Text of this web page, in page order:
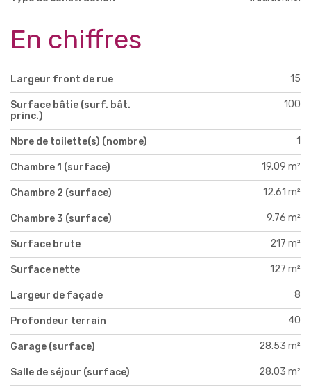
En chiffres
Largeur front de rue 15
Surface bâtie (surf. bât.
princ.)
100
Nbre de toilette(s) (nombre) 1
Chambre 1 (surface) 19.09 m²
Chambre 2 (surface) 12.61 m²
Chambre 3 (surface) 9.76 m²
Surface brute 217 m²
Surface nette 127 m²
Largeur de façade 8
Profondeur terrain 40
Garage (surface) 28.53 m²
Salle de séjour (surface) 28.03 m²